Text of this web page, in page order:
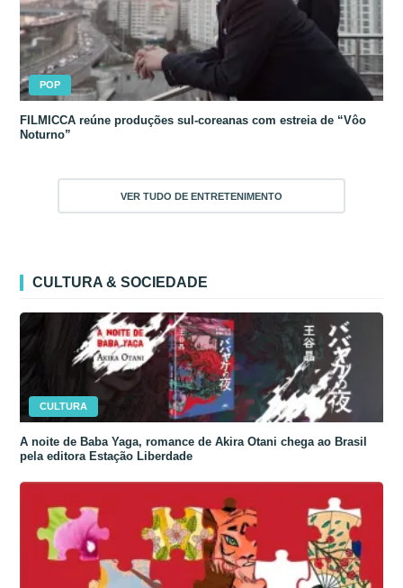
POP
FILMICCA reúne produções sul-coreanas com estreia de “Vôo
Noturno”
VER TUDO DE ENTRETENIMENTO
CULTURA & SOCIEDADE
CULTURA
A noite de Baba Yaga, romance de Akira Otani chega ao Brasil
pela editora Estação Liberdade